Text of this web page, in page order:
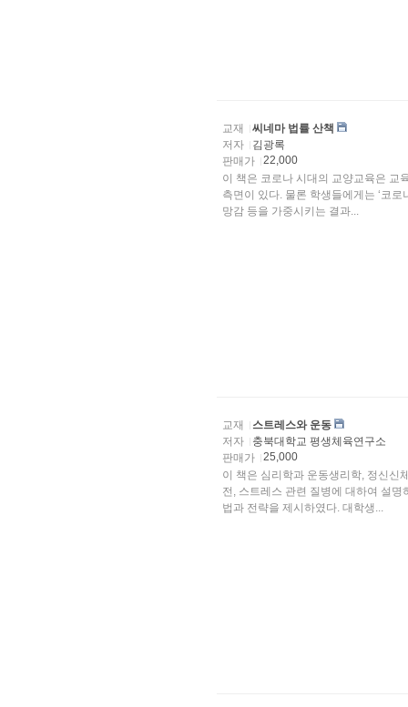
교재
씨네마 법률 산책
저자
김광록
판매가
22,000
이 책은 코로나 시대의 교양교육은 교
측면이 있다. 물론 학생들에게는 ‘코
망감 등을 가중시키는 결과...
교재
스트레스와 운동
저자
충북대학교 평생체육연구소
판매가
25,000
이 책은 심리학과 운동생리학, 정신신
전, 스트레스 관련 질병에 대하여 설
법과 전략을 제시하였다. 대학생...